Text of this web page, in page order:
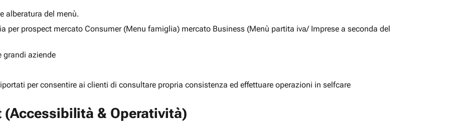
alberatura del menù.
per prospect mercato Consumer (Menu famiglia) mercato Business (Menù partita iva/ Imprese a seconda del
grandi aziende
per consentire ai clienti di consultare propria consistenza ed effettuare operazioni in selfcare
(Accessibilità & Operatività)